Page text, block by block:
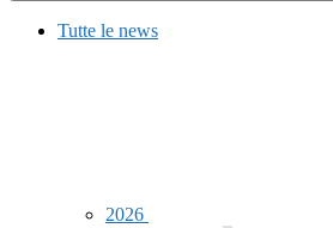
Tutte le news
2026